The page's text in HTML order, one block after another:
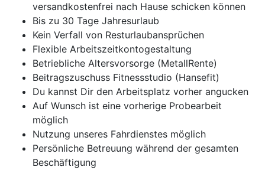
versandkostenfrei nach Hause schicken können
Bis zu 30 Tage Jahresurlaub
Kein Verfall von Resturlaubansprüchen
Flexible Arbeitszeitkontogestaltung
Betriebliche Altersvorsorge (MetallRente)
Beitragszuschuss Fitnessstudio (Hansefit)
Du kannst Dir den Arbeitsplatz vorher angucken
Auf Wunsch ist eine vorherige Probearbeit
möglich
Nutzung unseres Fahrdienstes möglich
Persönliche Betreuung während der gesamten
Beschäftigung